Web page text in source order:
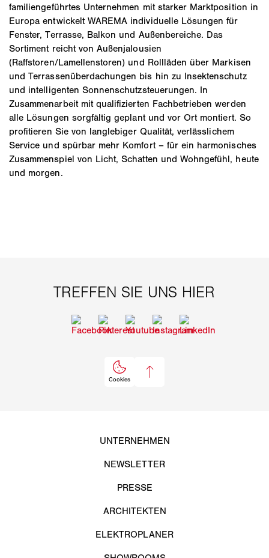
familiengeführtes Unternehmen mit starker Marktposition in
Europa entwickelt WAREMA individuelle Lösungen für
Fenster, Terrasse, Balkon und Außenbereiche. Das
Sortiment reicht von Außenjalousien
(Raffstoren/Lamellenstoren) und Rollläden über Markisen
und Terrassenüberdachungen bis hin zu Insektenschutz
und intelligenten Sonnenschutzsteuerungen. In
Zusammenarbeit mit qualifizierten Fachbetrieben werden
alle Lösungen sorgfältig geplant und vor Ort montiert. So
profitieren Sie von langlebiger Qualität, verlässlichem
Service und spürbar mehr Komfort – für ein harmonisches
Zusammenspiel von Licht, Schatten und Wohngefühl, heute
und morgen.